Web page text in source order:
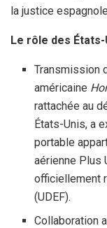
la justice
Le rôle des États-
Transmission
américaine
rattachée au
États-Unis, a
portable
aérienne Plus
officiellement
(UDEF).
Collaboration